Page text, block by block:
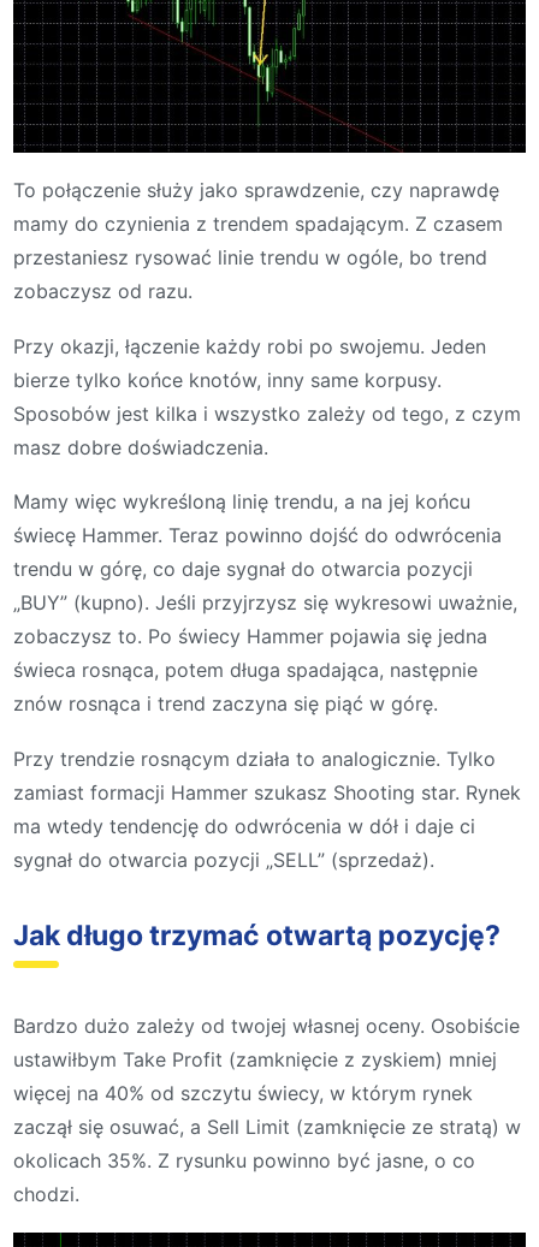
To połączenie służy jako sprawdzenie, czy naprawdę
mamy do czynienia z trendem spadającym. Z czasem
przestaniesz rysować linie trendu w ogóle, bo trend
zobaczysz od razu.
Przy okazji, łączenie każdy robi po swojemu. Jeden
bierze tylko końce knotów, inny same korpusy.
Sposobów jest kilka i wszystko zależy od tego, z czym
masz dobre doświadczenia.
Mamy więc wykreśloną linię trendu, a na jej końcu
świecę Hammer. Teraz powinno dojść do odwrócenia
trendu w górę, co daje sygnał do otwarcia pozycji
„BUY” (kupno). Jeśli przyjrzysz się wykresowi uważnie,
zobaczysz to. Po świecy Hammer pojawia się jedna
świeca rosnąca, potem długa spadająca, następnie
znów rosnąca i trend zaczyna się piąć w górę.
Przy trendzie rosnącym działa to analogicznie. Tylko
zamiast formacji Hammer szukasz Shooting star. Rynek
ma wtedy tendencję do odwrócenia w dół i daje ci
sygnał do otwarcia pozycji „SELL” (sprzedaż).
Jak długo trzymać otwartą pozycję?
Bardzo dużo zależy od twojej własnej oceny. Osobiście
ustawiłbym Take Profit (zamknięcie z zyskiem) mniej
więcej na 40% od szczytu świecy, w którym rynek
zaczął się osuwać, a Sell Limit (zamknięcie ze stratą) w
okolicach 35%. Z rysunku powinno być jasne, o co
chodzi.